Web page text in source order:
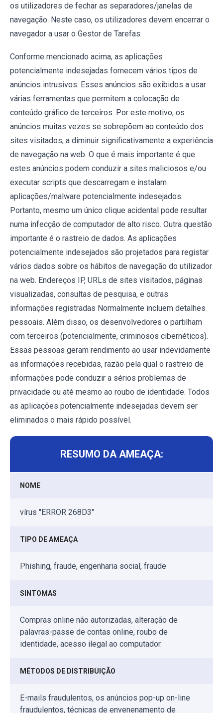
os utilizadores de fechar as separadores/janelas de
navegação. Neste caso, os utilizadores devem encerrar o
navegador a usar o Gestor de Tarefas.
Conforme mencionado acima, as aplicações
potencialmente indesejadas fornecem vários tipos de
anúncios intrusivos. Esses anúncios são exibidos a usar
várias ferramentas que permitem a colocação de
conteúdo gráfico de terceiros. Por este motivo, os
anúncios muitas vezes se sobrepõem ao conteúdo dos
sites visitados, a diminuir significativamente a experiência
de navegação na web. O que é mais importante é que
estes anúncios podem conduzir a sites maliciosos e/ou
executar scripts que descarregam e instalam
aplicações/malware potencialmente indesejados.
Portanto, mesmo um único clique acidental pode resultar
numa infecção de computador de alto risco. Outra questão
importante é o rastreio de dados. As aplicações
potencialmente indesejados são projetados para registar
vários dados sobre os hábitos de navegação do utilizador
na web. Endereços IP, URLs de sites visitados, páginas
visualizadas, consultas de pesquisa, e outras
informações registradas Normalmente incluem detalhes
pessoais. Além disso, os desenvolvedores o partilham
com terceiros (potencialmente, criminosos cibernéticos).
Essas pessoas geram rendimento ao usar indevidamente
as informações recebidas, razão pela qual o rastreio de
informações pode conduzir a sérios problemas de
privacidade ou até mesmo ao roubo de identidade. Todos
as aplicações potencialmente indesejadas devem ser
eliminados o mais rápido possível.
RESUMO DA AMEAÇA:
NOME
vírus "ERROR 268D3"
TIPO DE AMEAÇA
Phishing, fraude, engenharia social, fraude
SINTOMAS
Compras online não autorizadas, alteração de
palavras-passe de contas online, roubo de
identidade, acesso ilegal ao computador.
MÉTODOS DE DISTRIBUIÇÃO
E-mails fraudulentos, os anúncios pop-up on-line
fraudulentos, técnicas de envenenamento de